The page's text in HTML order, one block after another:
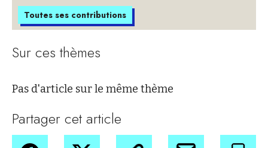
Toutes ses contributions
Sur ces thèmes
Pas d'article sur le même thème
Partager cet article